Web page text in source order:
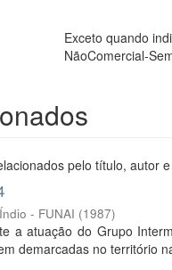
Exceto quando
NãoComercial-
pelo título, autor
- FUNAI (1987)
a atuação do Grupo
demarcadas no território